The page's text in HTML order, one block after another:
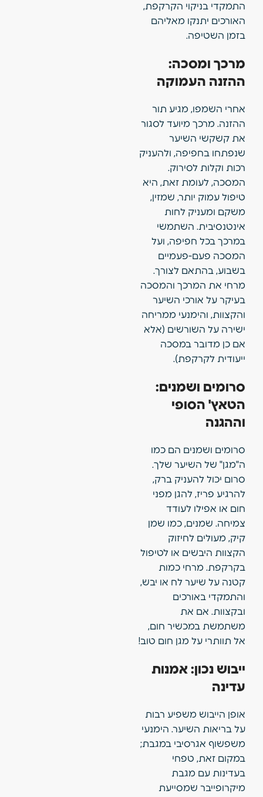
התמקדי בניקוי הקרקפת,
האורכים יתנקו מאליהם
בזמן השטיפה.
מרכך ומסכה:
ההזנה העמוקה
אחרי השמפו, מגיע תור
ההזנה. מרכך מיועד לסגור
את קשקשי השיער
שנפתחו בחפיפה, ולהעניק
רכות וקלות לסירוק.
המסכה, לעומת זאת, היא
טיפול עמוק יותר, שמזין,
משקם ומעניק לחות
אינטנסיבית. השתמשי
במרכך בכל חפיפה, ועל
המסכה פעם-פעמיים
בשבוע, בהתאם לצורך.
מרחי את המרכך והמסכה
בעיקר על אורכי השיער
והקצוות, והימנעי ממריחה
ישירה על השורשים (אלא
אם כן מדובר במסכה
ייעודית לקרקפת).
סרומים ושמנים:
הטאץ' הסופי
וההגנה
סרומים ושמנים הם כמו
ה"מגן" של השיער שלך.
סרום יכול להעניק ברק,
להרגיע פריז, להגן מפני
חום או אפילו לעודד
צמיחה. שמנים, כמו שמן
קיק, מעולים לחיזוק
הקצוות היבשים או לטיפול
בקרקפת. מרחי כמות
קטנה על שיער לח או יבש,
והתמקדי באורכים
ובקצוות. אם את
משתמשת במכשיר חום,
אל תוותרי על מגן חום טוב!
ייבוש נכון: אמנות
עדינה
אופן הייבוש משפיע רבות
על בריאות השיער. הימנעי
משפשוף אגרסיבי במגבת;
במקום זאת, טפחי
בעדינות עם מגבת
מיקרופייבר שמסייעת